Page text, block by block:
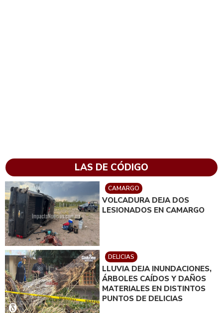
LAS DE CÓDIGO
CAMARGO
VOLCADURA DEJA DOS
LESIONADOS EN CAMARGO
DELICIAS
LLUVIA DEJA INUNDACIONES,
ÁRBOLES CAÍDOS Y DAÑOS
MATERIALES EN DISTINTOS
PUNTOS DE DELICIAS